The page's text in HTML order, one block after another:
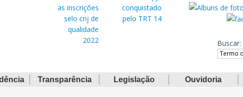
Buscar
Transparência Legislação Ouvidoria